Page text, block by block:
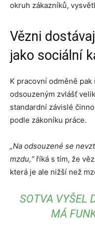
okruh zákazníků,
Vězni
jako sociální
K pracovní odměně
odsouzeným zvlášť
standardní závislé
podle zákoníku práce.
„Na odsouzené se
mzdu,“říká s tím, že
která je ale nižší než
SOTVA VYŠEL
MÁ